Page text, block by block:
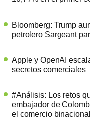
Bloomberg: Trump
petrolero Sargeant
Apple y OpenAI
secretos comerciales
#Análisis: Los retos
embajador de
el comercio binacional